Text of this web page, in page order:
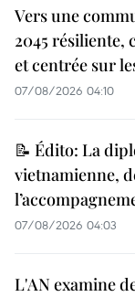
Vers une
2045 résiliente,
et centrée sur
07/08/2026 04:10
📝 Édito: La
vietnamienne,
07/08/2026 04:03
L'AN examine